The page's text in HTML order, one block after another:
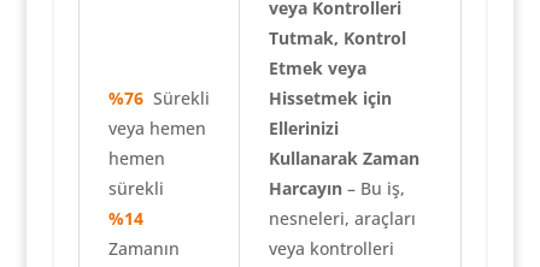
%76 Sürekli
veya hemen
hemen
sürekli
%14
Zamanın
veya Kontrolleri
Tutmak, Kontrol
Etmek veya
Hissetmek için
Ellerinizi
Kullanarak Zaman
Harcayın– Bu iş,
nesneleri, araçları
veya kontrolleri